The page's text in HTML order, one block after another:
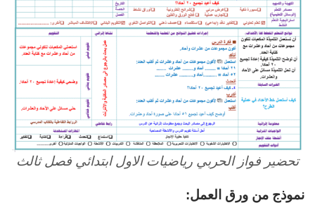
تحضير فواز الحربي رياضيات الاول ابتدائي فصل ثالث
نموذج من ورق العمل: